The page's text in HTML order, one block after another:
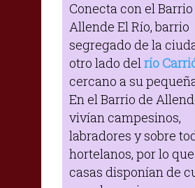
Conecta con el
Allende El Río, barrio
segregado de la
otro lado delrío
cercano a su
En el Barrio de
vivían campesinos,
labradores y sobre
hortelanos, por lo
casas disponían de